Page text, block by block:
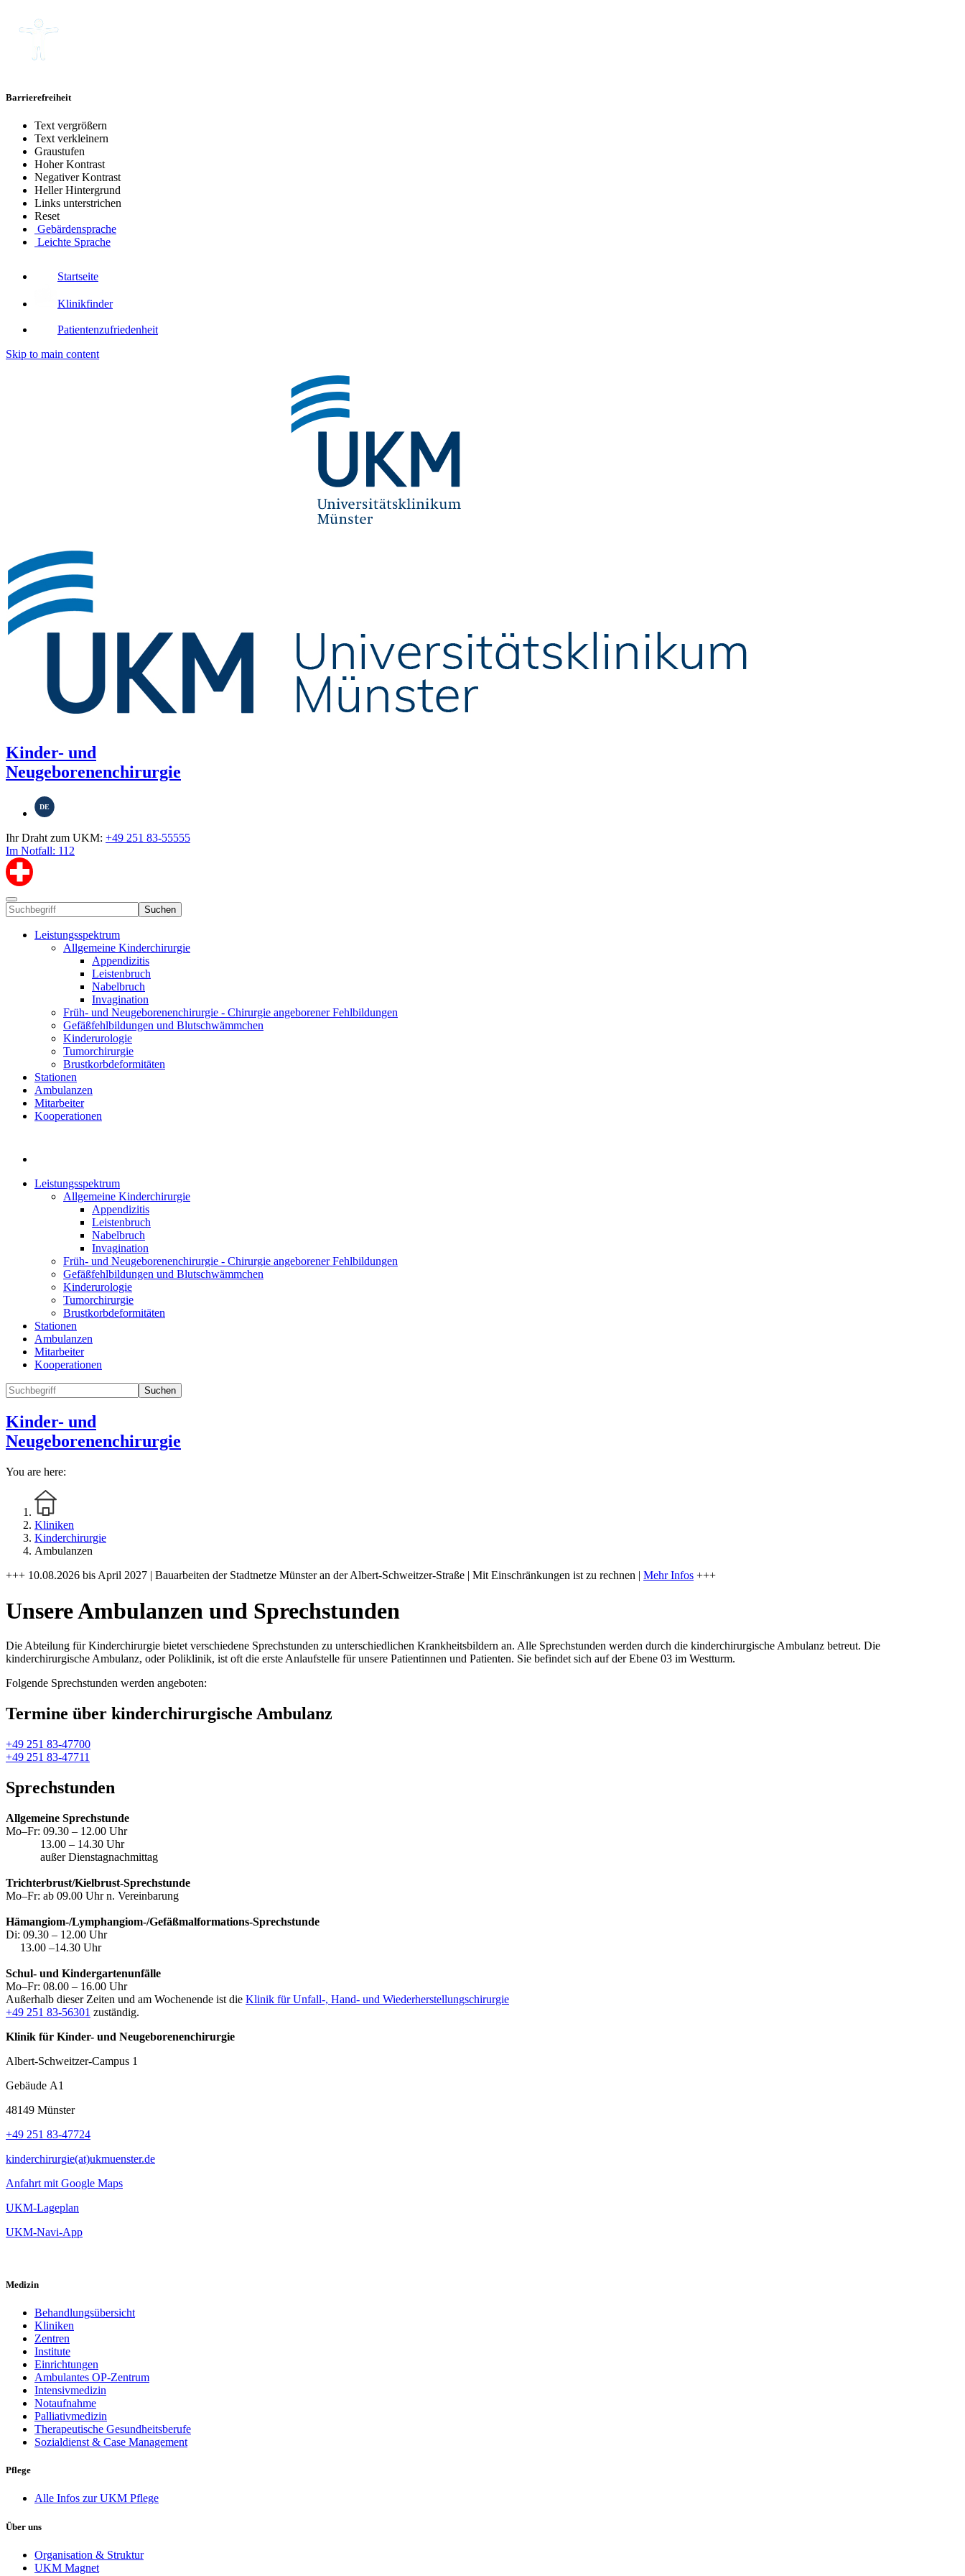
Barrierefreiheit
Text vergrößern
Text verkleinern
Graustufen
Hoher Kontrast
Negativer Kontrast
Heller Hintergrund
Links unterstrichen
Reset
Gebärdensprache
Leichte Sprache
Startseite
Klinikfinder
Patientenzufriedenheit
Skip to main content
Kinder- und
Neugeborenenchirurgie
DE
Ihr Draht zum UKM: +49 251 83-55555
Im Notfall: 112
Suchen
Leistungsspektrum
Allgemeine Kinderchirurgie
Appendizitis
Leistenbruch
Nabelbruch
Invagination
Früh- und Neugeborenenchirurgie - Chirurgie angeborener Fehlbildungen
Gefäßfehlbildungen und Blutschwämmchen
Kinderurologie
Tumorchirurgie
Brustkorbdeformitäten
Stationen
Ambulanzen
Mitarbeiter
Kooperationen
Leistungsspektrum
Allgemeine Kinderchirurgie
Appendizitis
Leistenbruch
Nabelbruch
Invagination
Früh- und Neugeborenenchirurgie - Chirurgie angeborener Fehlbildungen
Gefäßfehlbildungen und Blutschwämmchen
Kinderurologie
Tumorchirurgie
Brustkorbdeformitäten
Stationen
Ambulanzen
Mitarbeiter
Kooperationen
Suchen
Kinder- und
Neugeborenenchirurgie
You are here:
Kliniken
Kinderchirurgie
Ambulanzen
+++ 10.08.2026 bis April 2027 | Bauarbeiten der Stadtnetze Münster an der Albert-Schweitzer-Straße | Mit Einschränkungen ist zu rechnen | Mehr Infos +++
Unsere Ambulanzen und Sprechstunden
Die Abteilung für Kinderchirurgie bietet verschiedene Sprechstunden zu unterschiedlichen Krankheitsbildern an. Alle Sprechstunden werden durch die kinderchirurgische Ambulanz betreut. Die
kinderchirurgische Ambulanz, oder Poliklinik, ist oft die erste Anlaufstelle für unsere Patientinnen und Patienten. Sie befindet sich auf der Ebene 03 im Westturm.
Folgende Sprechstunden werden angeboten:
Termine über kinderchirurgische Ambulanz
+49 251 83-47700
+49 251 83-47711
Sprechstunden
Allgemeine Sprechstunde
Mo–Fr: 09.30 – 12.00 Uhr
13.00 – 14.30 Uhr
außer Dienstagnachmittag
Trichterbrust/Kielbrust-Sprechstunde
Mo–Fr: ab 09.00 Uhr n. Vereinbarung
Hämangiom-/Lymphangiom-/Gefäßmalformations-Sprechstunde
Di: 09.30 – 12.00 Uhr
13.00 –14.30 Uhr
Schul- und Kindergartenunfälle
Mo–Fr: 08.00 – 16.00 Uhr
Außerhalb dieser Zeiten und am Wochenende ist die Klinik für Unfall-, Hand- und Wiederherstellungschirurgie
+49 251 83-56301 zuständig.
Klinik für Kinder- und Neugeborenenchirurgie
Albert-Schweitzer-Campus 1
Gebäude A1
48149 Münster
+49 251 83-47724
kinderchirurgie(at)ukmuenster.de
Anfahrt mit Google Maps
UKM-Lageplan
UKM-Navi-App
Medizin
Behandlungsübersicht
Kliniken
Zentren
Institute
Einrichtungen
Ambulantes OP-Zentrum
Intensivmedizin
Notaufnahme
Palliativmedizin
Therapeutische Gesundheitsberufe
Sozialdienst & Case Management
Pflege
Alle Infos zur UKM Pflege
Über uns
Organisation & Struktur
UKM Magnet